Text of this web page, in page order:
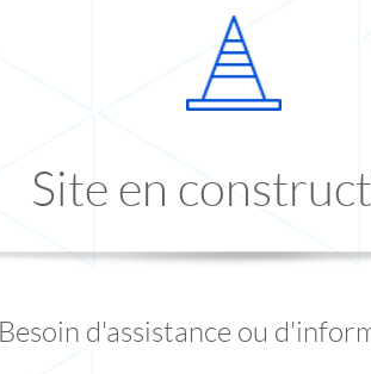
Site en
Besoin d'assistance ou